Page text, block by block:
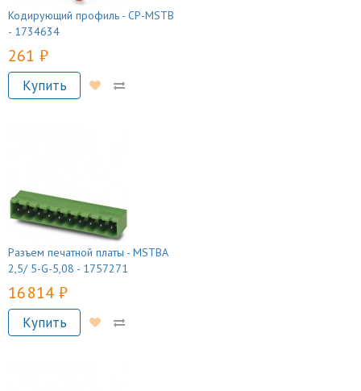
Кодирующий профиль - CP-MSTB
- 1734634
261 руб.
Купить
Разъем печатной платы - MSTBA
2,5/ 5-G-5,08 - 1757271
16 814 руб.
Купить